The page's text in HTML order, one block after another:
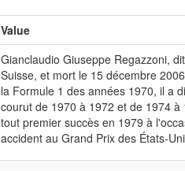
Value
Gianclaudio Giuseppe Regazzoni,
Suisse, et mort le 15 décembre
la Formule 1 des années 1970, il a
courut de 1970 à 1972 et de 1974
tout premier succès en 1979 à
accident au Grand Prix des États-